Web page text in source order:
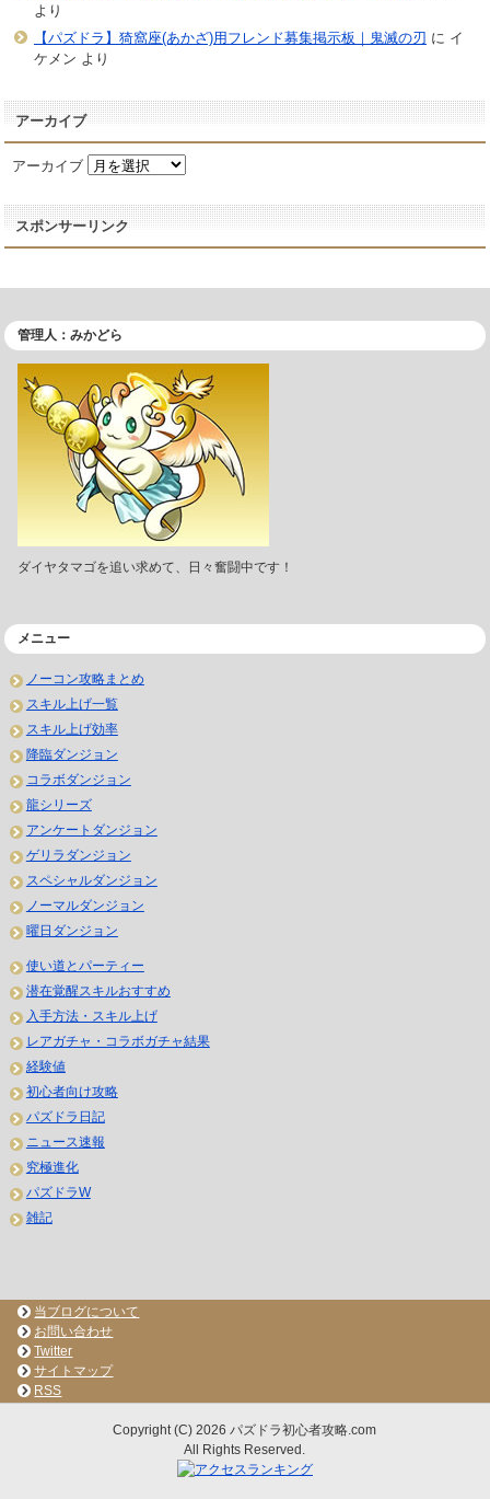
より
【パズドラ】猗窩座(あかざ)用フレンド募集掲示板｜鬼滅の刃 に イ
ケメン より
アーカイブ
アーカイブ
スポンサーリンク
管理人：みかどら
ダイヤタマゴを追い求めて、日々奮闘中です！
メニュー
ノーコン攻略まとめ
スキル上げ一覧
スキル上げ効率
降臨ダンジョン
コラボダンジョン
龍シリーズ
アンケートダンジョン
ゲリラダンジョン
スペシャルダンジョン
ノーマルダンジョン
曜日ダンジョン
使い道とパーティー
潜在覚醒スキルおすすめ
入手方法・スキル上げ
レアガチャ・コラボガチャ結果
経験値
初心者向け攻略
パズドラ日記
ニュース速報
究極進化
パズドラW
雑記
当ブログについて
お問い合わせ
Twitter
サイトマップ
RSS
Copyright (C) 2026 パズドラ初心者攻略.com
All Rights Reserved.